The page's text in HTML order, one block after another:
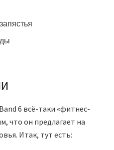
6 всё-таки «фитнес-
что он предлагает на
Итак, тут есть: